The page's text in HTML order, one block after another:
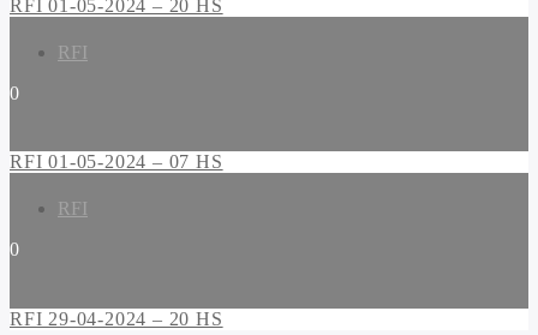
RFI 01-05-2024 – 20 HS
RFI
0
RFI 01-05-2024 – 07 HS
RFI
0
RFI 29-04-2024 – 20 HS